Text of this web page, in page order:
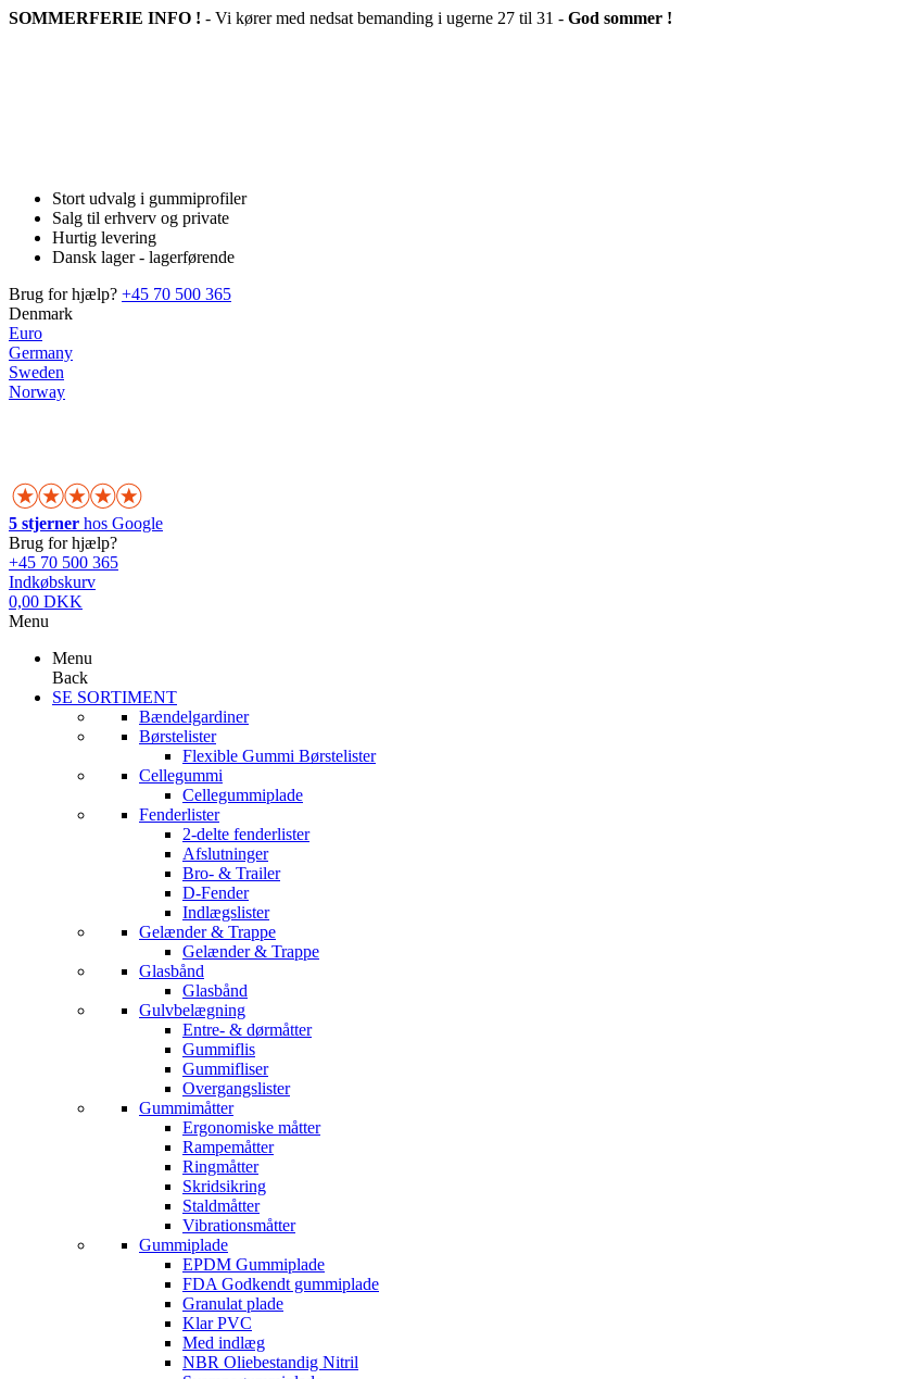
SOMMERFERIE INFO ! - Vi kører med nedsat bemanding i ugerne 27 til 31 - God sommer !
Stort udvalg i gummiprofiler
Salg til erhverv og private
Hurtig levering
Dansk lager - lagerførende
Brug for hjælp? +45 70 500 365
Denmark
Euro
Germany
Sweden
Norway
5 stjerner hos Google
Brug for hjælp?
+45 70 500 365
Indkøbskurv
0,00 DKK
Menu
Menu
Back
SE SORTIMENT
Bændelgardiner
Børstelister
Flexible Gummi Børstelister
Cellegummi
Cellegummiplade
Fenderlister
2-delte fenderlister
Afslutninger
Bro- & Trailer
D-Fender
Indlægslister
Gelænder & Trappe
Gelænder & Trappe
Glasbånd
Glasbånd
Gulvbelægning
Entre- & dørmåtter
Gummiflis
Gummifliser
Overgangslister
Gummimåtter
Ergonomiske måtter
Rampemåtter
Ringmåtter
Skridsikring
Staldmåtter
Vibrationsmåtter
Gummiplade
EPDM Gummiplade
FDA Godkendt gummiplade
Granulat plade
Klar PVC
Med indlæg
NBR Oliebestandig Nitril